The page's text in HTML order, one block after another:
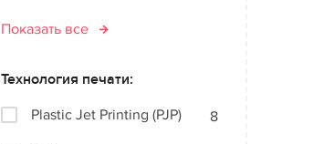
Показать все
Технология печати:
Plastic Jet Printing (PJP)
8